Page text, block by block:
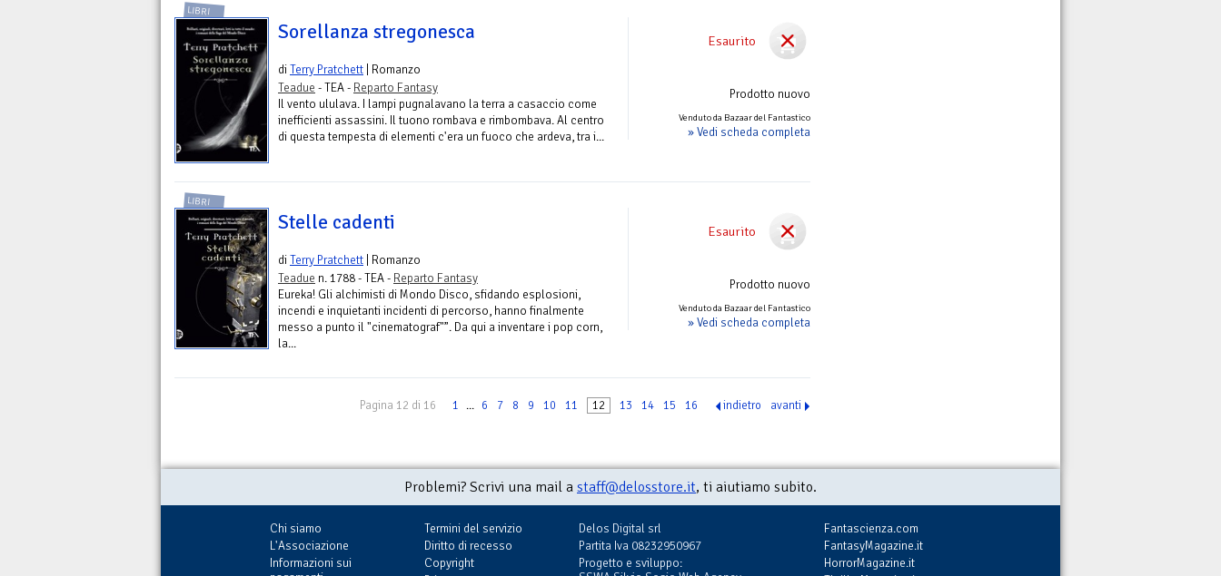
Esaurito
Prodotto nuovo
Venduto da Bazaar del Fantastico
» Vedi scheda completa
LIBRI
Sorellanza stregonesca
diTerry Pratchett | Romanzo
Teadue - TEA - Reparto Fantasy
Il vento ululava. I lampi pugnalavano la terra a casaccio come
inefficienti assassini. Il tuono rombava e rimbombava. Al centro
di questa tempesta di elementi c'era un fuoco che ardeva, tra i...
Esaurito
Prodotto nuovo
Venduto da Bazaar del Fantastico
» Vedi scheda completa
LIBRI
Stelle cadenti
diTerry Pratchett | Romanzo
Teadue n. 1788 - TEA - Reparto Fantasy
Eureka! Gli alchimisti di Mondo Disco, sfidando esplosioni,
incendi e inquietanti incidenti di percorso, hanno finalmente
messo a punto il "cinematograf"”. Da qui a inventare i pop corn,
la...
Pagina 12 di 16 1 ... 6 7 8 9 10 11 12 13 14 15 16 indietro avanti
Problemi? Scrivi una mail a staff@delosstore.it, ti aiutiamo subito.
Chi siamo
L'Associazione
Informazioni sui
Termini del servizio
Diritto di recesso
Copyright
Delos Digital srl
Partita Iva 08232950967
Progetto e sviluppo:
Fantascienza.com
FantasyMagazine.it
HorrorMagazine.it